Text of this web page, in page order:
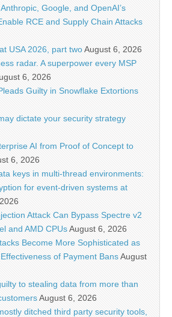
Google, and OpenAI’s
RCE and Supply Chain Attacks
USA 2026, part twoAugust 6, 2026
radar. A superpower every MSP
6, 2026
Guilty in Snowflake Extortions
dictate your security strategy
AI from Proof of Concept to
6, 2026
keys in multi-thread environments:
for event-driven systems at
Attack Can Bypass Spectre v2
and AMD CPUsAugust 6, 2026
Become More Sophisticated as
of Payment BansAugust
to stealing data from more than
August 6, 2026
ditched third party security tools,